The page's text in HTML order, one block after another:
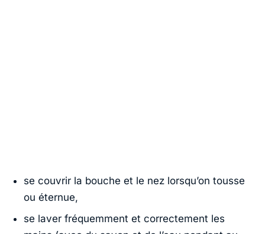
se couvrir la bouche et le nez lorsqu’on tousse
ou éternue,
se laver fréquemment et correctement les